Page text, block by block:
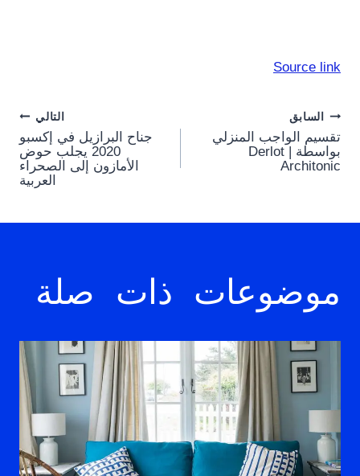
Source link
Post
navigation
السابق
تقسيم الواجب المنزلي
بواسطة Derlot |
Architonic
التالي
جناح البرازيل في إكسبو
2020 يجلب حوض
الأمازون إلى الصحراء
العربية
موضوعات ذات صلة